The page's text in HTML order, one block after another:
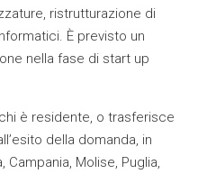
ristrutturazione di
È previsto un
nella fase di start up
è residente, o trasferisce
della domanda, in
Campania, Molise, Puglia,